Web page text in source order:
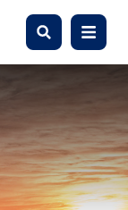
Zoeken Menu